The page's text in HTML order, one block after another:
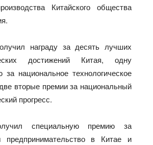
Китайского общества
награду за десять лучших
достижений Китая, одну
национальное технологическое
вторые премии за национальный
прогресс.
специальную премию за
предпринимательство в Китае и